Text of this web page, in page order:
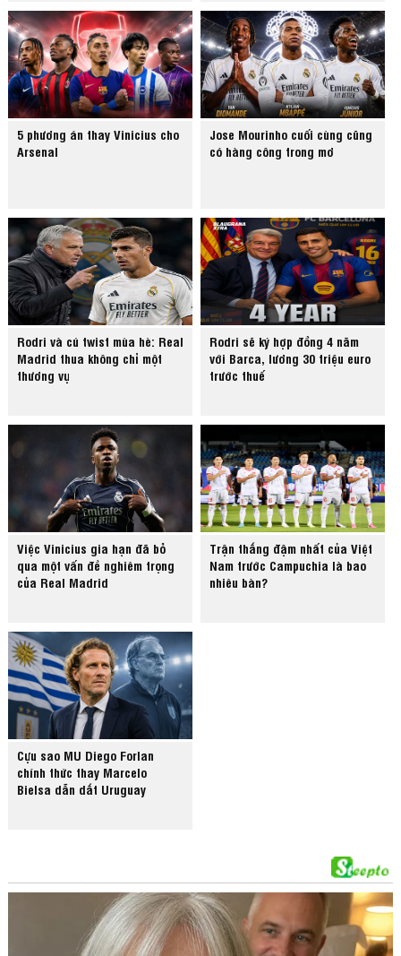
5 phương án thay Vinicius cho
Arsenal
Jose Mourinho cuối cùng cũng
có hàng công trong mơ
Rodri và cú twist mùa hè: Real
Madrid thua không chỉ một
thương vụ
Rodri sẽ ký hợp đồng 4 năm
với Barca, lương 30 triệu euro
trước thuế
Việc Vinicius gia hạn đã bỏ
qua một vấn đề nghiêm trọng
của Real Madrid
Trận thắng đậm nhất của Việt
Nam trước Campuchia là bao
nhiêu bàn?
Cựu sao MU Diego Forlan
chính thức thay Marcelo
Bielsa dẫn dắt Uruguay